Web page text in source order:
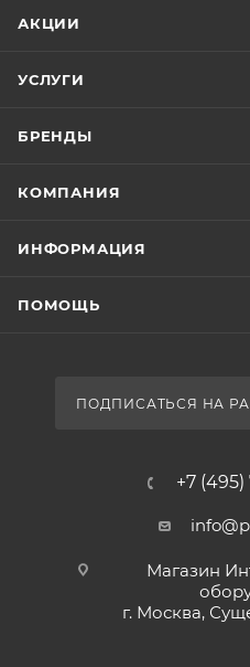
АКЦИИ
УСЛУГИ
БРЕНДЫ
КОМПАНИЯ
ИНФОРМАЦИЯ
ПОМОЩЬ
ПОДПИСАТЬСЯ НА
+7 (495)
Магазин
г. Москва,